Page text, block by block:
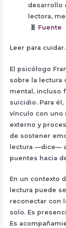
desarrollo
lectora,
🧬 Fuente
Leer para
El psicólogo
sobre la lectura
mental, incluso
suicidio. Para
vínculo con uno
externo y
de sostener
lectura —dice—
puentes hacia
En un contexto
lectura puede
reconectar con
solo. Es
Es